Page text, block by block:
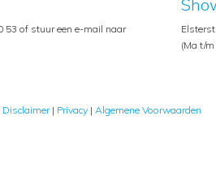
53 of stuur een e-mail naar
(Ma t/
Disclaimer| Privacy | Algemene Voorwaarden